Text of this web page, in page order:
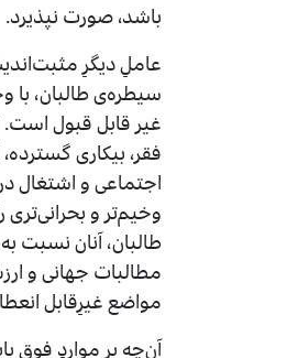
باشد، صورت نپذیرد.
عاملِ دیگرِ
سیطره‌ی طالبان،
غیر قابل قبول است.
فقر، بیکاری
اجتماعی و اشتغال
وخیم‌تر و
طالبان، آنان نسبت
مطالبات جهانی و
مواضع غیرِقابل
آن‌چه بر مواردِ فوق